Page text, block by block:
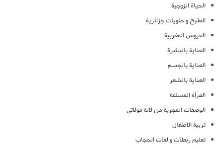
الحياة الزوجية
الطبخ و حلويات جزائرية
العروس المغربية
العناية بالبشرة
العناية بالجسم
العناية بالشعر
المرأة المسلمة
الوصفات المجربة من لالة مولاتي
تربية الاطفال
تعليم ربطات و لفات الحجاب